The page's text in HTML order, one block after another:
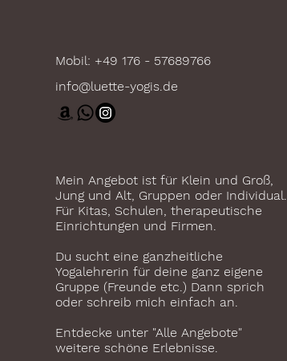
Mobil: +49 176 - 57689766
info@luette-yogis.de
Mein Angebot ist für Klein und Groß,
Jung und Alt, Gruppen oder Individual.
Für Kitas, Schulen, therapeutische
Einrichtungen und Firmen.
Du sucht eine ganzheitliche
Yogalehrerin für deine ganz eigene
Gruppe (Freunde etc.) Dann sprich
oder schreib mich einfach an.
Entdecke unter "Alle Angebote"
weitere schöne Erlebnisse.